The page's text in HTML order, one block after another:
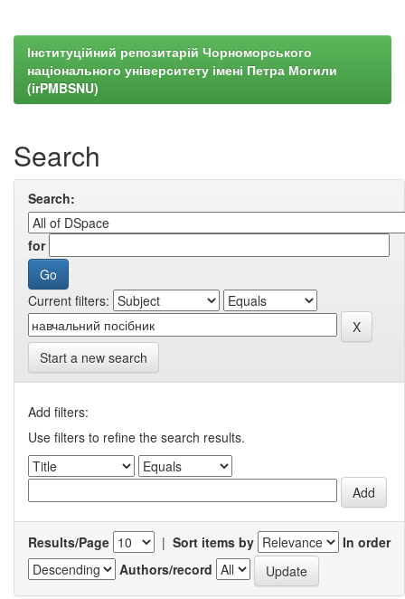
Інституційний репозитарій Чорноморського
національного університету імені Петра Могили
(irPMBSNU)
Search
Search:
for
Current filters:
Start a new search
Add filters:
Use filters to refine the search results.
Results/Page | Sort items by
In order
Authors/record